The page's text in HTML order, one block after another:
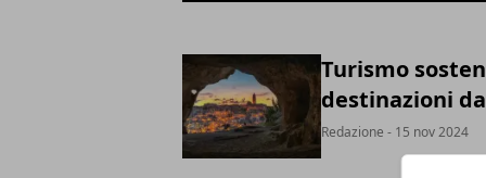
Turismo
destinazioni
Redazione - 15 nov 2024